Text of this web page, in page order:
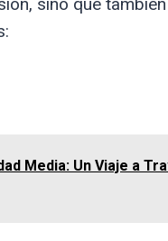
Media: Un Viaje a